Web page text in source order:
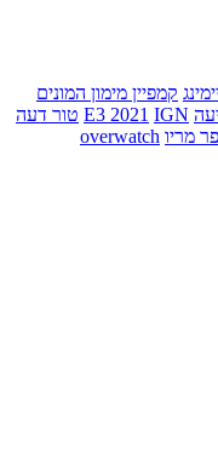
קמפיין מימון המונים
E3 2021 IGN
טור דעה
מריו overwatch